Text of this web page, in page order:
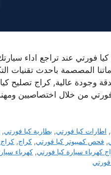
فورتي عند تراجع اداء
المصصمة باحدث تقنيات
وجودة عالية, كراج تصليح
فورتي من خلال اختصاصيين
, اطارات كيا فورتي, بطارية كيا فورتي,
, فحص كمبيوتر كيا فورتي, كراج,
كهرباء سيارة كيا فورتي, كهرباء
فورتي